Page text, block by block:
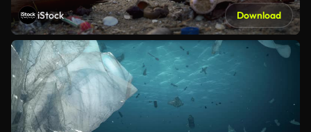
iStock Download